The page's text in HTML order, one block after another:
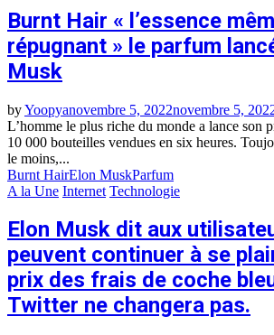
Burnt Hair « l’essence
répugnant » le parfum
Musk
byYoopyanovembre 5, 2022novembre 5,
L’homme le plus riche du monde a lance son
10 000 bouteilles vendues en six heures.
le moins,...
Burnt HairElon MuskParfum
A la Une Internet Technologie
Elon Musk dit aux
peuvent continuer à se
prix des frais de coche
Twitter ne changera pas.